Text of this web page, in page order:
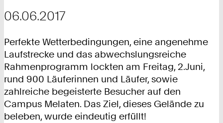
06.06.2017
Perfekte Wetterbedingungen, eine angenehme
Laufstrecke und das abwechslungsreiche
Rahmenprogramm lockten am Freitag, 2.Juni,
rund 900 Läuferinnen und Läufer, sowie
zahlreiche begeisterte Besucher auf den
Campus Melaten. Das Ziel, dieses Gelände zu
beleben, wurde eindeutig erfüllt!